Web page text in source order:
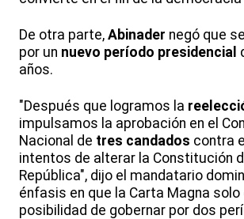
De otra parte, Abinader negó que
por un nuevo período presidencial
años.
"Después que logramos la
impulsamos la aprobación en el
Nacional de tres candados contra
intentos de alterar la Constitución
República", dijo el mandatario
énfasis en que la Carta Magna
posibilidad de gobernar por dos